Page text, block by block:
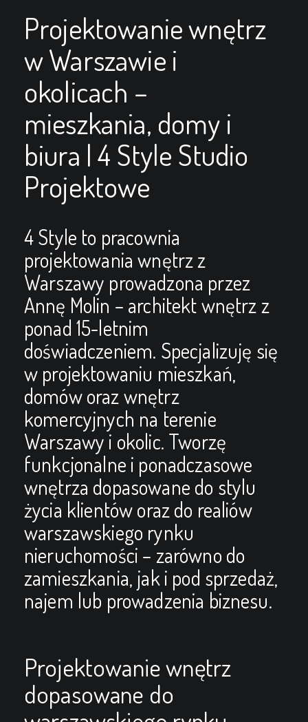
Projektowanie wnętrz
w Warszawie i
okolicach –
mieszkania, domy i
biura | 4 Style Studio
Projektowe
4 Style to pracownia
projektowania wnętrz z
Warszawy prowadzona przez
Annę Molin – architekt wnętrz z
ponad 15-letnim
doświadczeniem. Specjalizuję się
w projektowaniu mieszkań,
domów oraz wnętrz
komercyjnych na terenie
Warszawy i okolic. Tworzę
funkcjonalne i ponadczasowe
wnętrza dopasowane do stylu
życia klientów oraz do realiów
warszawskiego rynku
nieruchomości – zarówno do
zamieszkania, jak i pod sprzedaż,
najem lub prowadzenia biznesu.
Projektowanie wnętrz
dopasowane do